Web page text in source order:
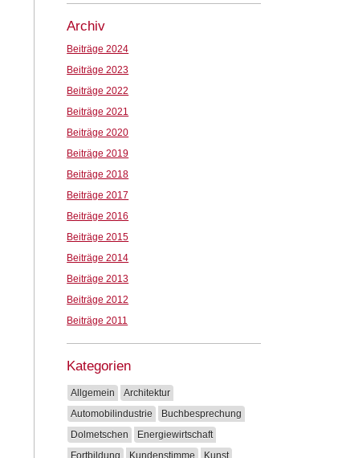
Archiv
Beiträge 2024
Beiträge 2023
Beiträge 2022
Beiträge 2021
Beiträge 2020
Beiträge 2019
Beiträge 2018
Beiträge 2017
Beiträge 2016
Beiträge 2015
Beiträge 2014
Beiträge 2013
Beiträge 2012
Beiträge 2011
Kategorien
Allgemein
Architektur
Automobilindustrie
Buchbesprechung
Dolmetschen
Energiewirtschaft
Fortbildung
Kundenstimme Kunst